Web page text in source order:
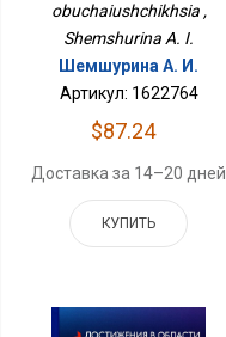
obuchaiushchikhsia ,
Shemshurina A. I.
Шемшурина А. И.
Артикул: 1622764
$87.24
Доставка за 14–20 дней
КУПИТЬ